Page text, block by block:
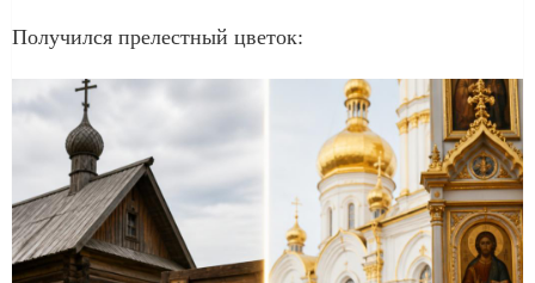
Получился прелестный цветок: